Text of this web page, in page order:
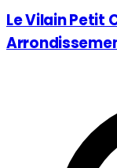
Le Vilain Petit